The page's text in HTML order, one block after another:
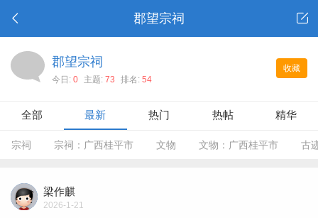
郡望宗祠
收藏
郡望宗祠
今日: 0 主题: 73 排名: 54
全部 最新 热门 热帖 精华
宗祠 宗祠：广西桂平市 文物 文物：广西桂平市 古
梁作麒
2026-1-21